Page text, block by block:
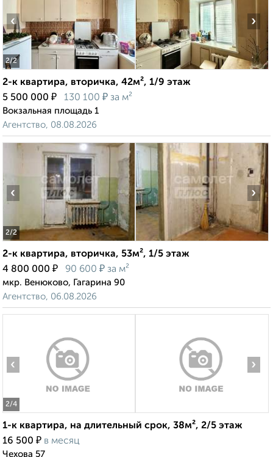
2/2
‹ ›
2-к квартира, вторичка, 42м², 1/9 этаж
5 500 000 ₽ 130 100 ₽ за м²
Вокзальная площадь 1
Агентство, 08.08.2026
2/2
‹ ›
2-к квартира, вторичка, 53м², 1/5 этаж
4 800 000 ₽ 90 600 ₽ за м²
мкр. Венюково, Гагарина 90
Агентство, 06.08.2026
2/4
‹ ›
1-к квартира, на длительный срок, 38м², 2/5 этаж
16 500 ₽ в месяц
Чехова 57